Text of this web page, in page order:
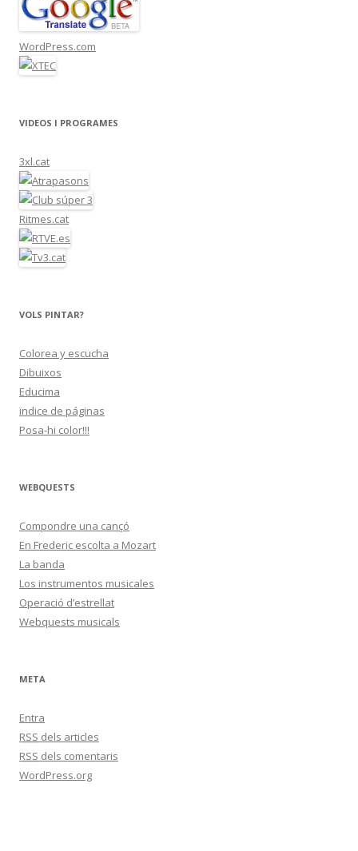
WordPress.com
VIDEOS I PROGRAMES
3xl.cat
Ritmes.cat
VOLS PINTAR?
Colorea y escucha
Dibuixos
Educima
ïndice de páginas
Posa-hi color!!!
WEBQUESTS
Compondre una cançó
En Frederic escolta a Mozart
La banda
Los instrumentos musicales
Operació d’estrellat
Webquests musicals
META
Entra
RSS dels articles
RSS dels comentaris
WordPress.org